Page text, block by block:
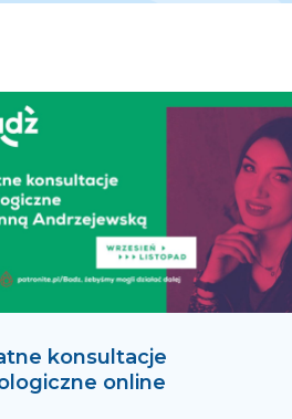
konsultacje
online